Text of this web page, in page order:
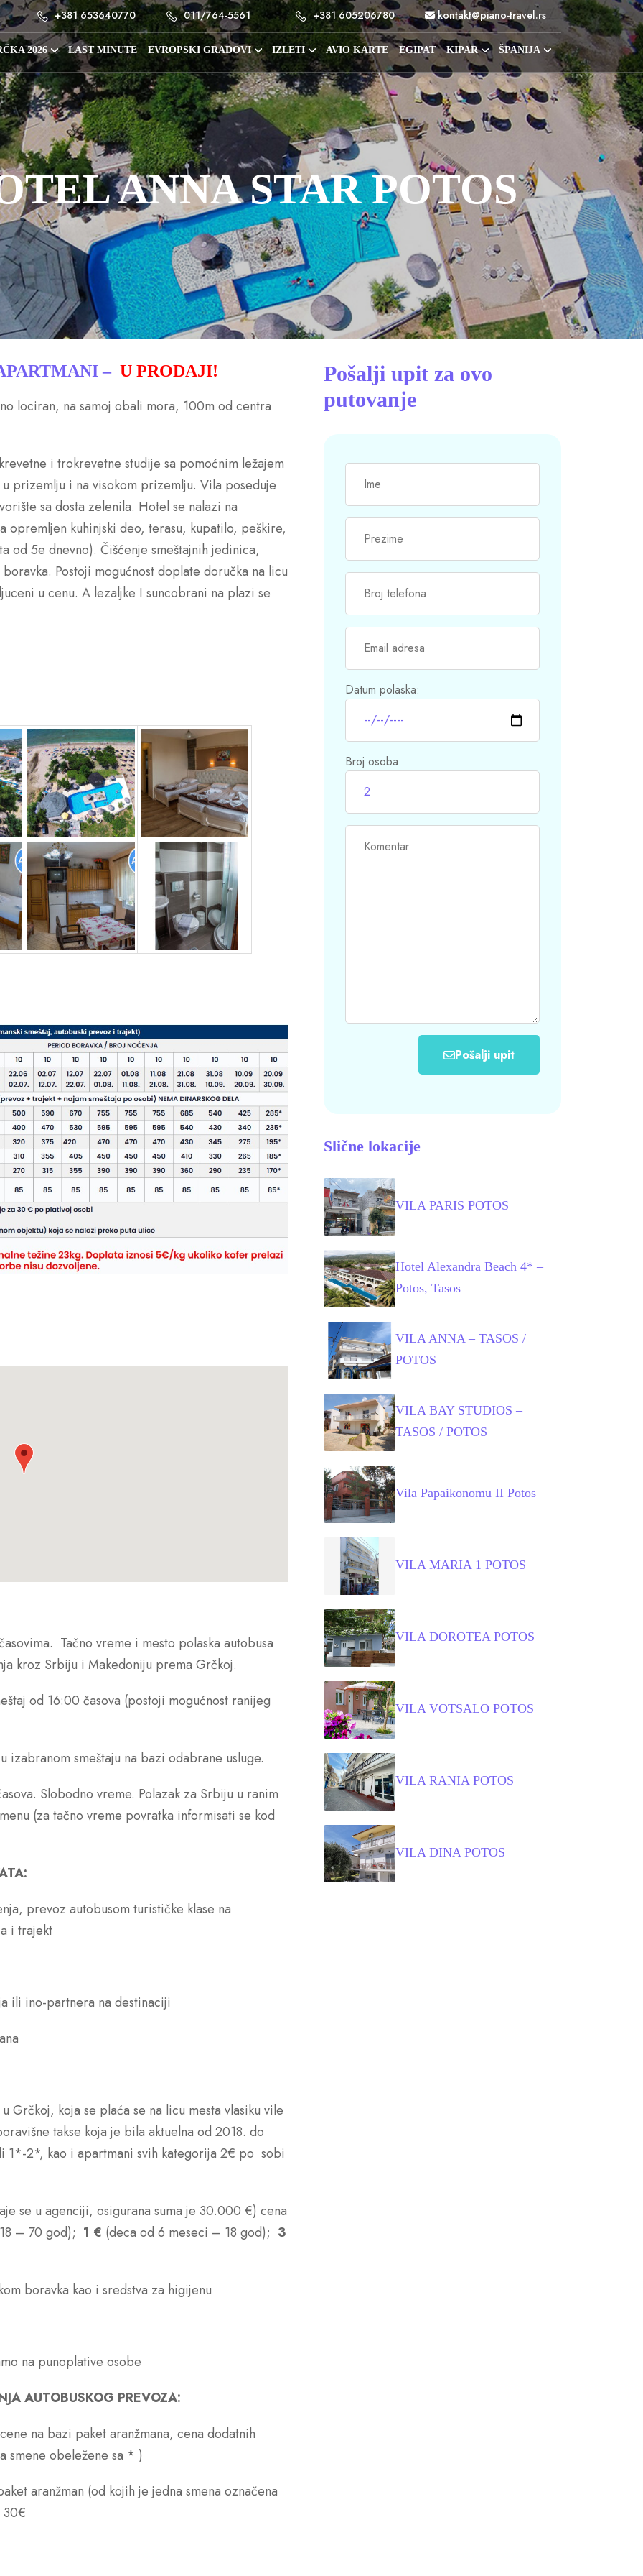
2026 LAST MINUTE EVROPSKI GRADOVI IZLETI AVIO KARTE EGIPAT KIPAR ŠPANIJA
+381 653640770 011/764-5561 +381 605206780 kontakt@piano-travel.rs
ANNA STAR POTOS
– U PRODAJI!
lociran, na samoj obali mora, 100m od centra
i trokrevetne studije sa pomoćnim ležajem
prizemlju i na visokom prizemlju. Vila poseduje
sa dosta zelenila. Hotel se nalazi na
opremljen kuhinjski deo, terasu, kupatilo, peškire,
od 5e dnevno). Čišćenje smeštajnih jedinica,
Postoji mogućnost doplate doručka na licu
u cenu. A lezaljke I suncobrani na plazi se
Tačno vreme i mesto polaska autobusa
kroz Srbiju i Makedoniju prema Grčkoj.
od 16:00 časova (postoji mogućnost ranijeg
izabranom smeštaju na bazi odabrane usluge.
Slobodno vreme. Polazak za Srbiju u ranim
(za tačno vreme povratka informisati se kod
prevoz autobusom turističke klase na
i trajekt
ili ino-partnera na destinaciji
Grčkoj, koja se plaća se na licu mesta vlasiku vile
takse koja je bila aktuelna od 2018. do
2*, kao i apartmani svih kategorija 2€ po sobi
se u agenciji, osigurana suma je 30.000 €) cena
– 70 god); 1 € (deca od 6 meseci – 18 god); 3
boravka kao i sredstva za higijenu
na punoplative osobe
AUTOBUSKOG PREVOZA:
na bazi paket aranžmana, cena dodatnih
smene obeležene sa * )
aranžman (od kojih je jedna smena označena
30€
Pošalji upit za ovo
putovanje
Datum polaska:
Broj osoba:
Pošalji upit
Slične lokacije
VILA PARIS POTOS
Hotel Alexandra Beach 4* –
Potos, Tasos
VILA ANNA – TASOS /
POTOS
VILA BAY STUDIOS –
TASOS / POTOS
Vila Papaikonomu II Potos
VILA MARIA 1 POTOS
VILA DOROTEA POTOS
VILA VOTSALO POTOS
VILA RANIA POTOS
VILA DINA POTOS